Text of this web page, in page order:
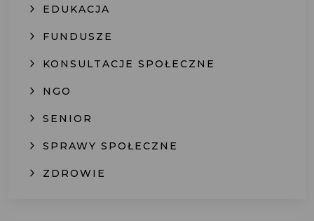
EDUKACJA
FUNDUSZE
KONSULTACJE SPOŁECZNE
NGO
SENIOR
SPRAWY SPOŁECZNE
ZDROWIE